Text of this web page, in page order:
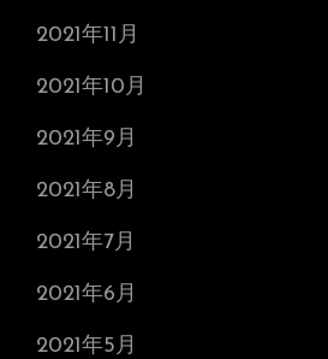
2021年11月
2021年10月
2021年9月
2021年8月
2021年7月
2021年6月
2021年5月